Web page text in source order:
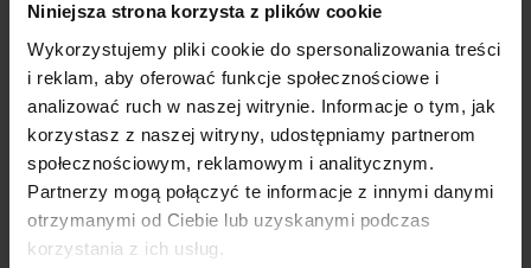
Niniejsza strona korzysta z plików cookie
Wykorzystujemy pliki cookie do spersonalizowania treści
i reklam, aby oferować funkcje społecznościowe i
analizować ruch w naszej witrynie. Informacje o tym, jak
korzystasz z naszej witryny, udostępniamy partnerom
społecznościowym, reklamowym i analitycznym.
Partnerzy mogą połączyć te informacje z innymi danymi
otrzymanymi od Ciebie lub uzyskanymi podczas
korzystania z ich usług.
2019 roku w sprawie programu pilotażowego
„Standard szpitalnego żywienia kobiet w ciąży i w
okresie poporodowym – Dieta Mamy” (Dz.U. 2019,
poz. 1537), czyli analiza:
składu potraw,
wartości odżywczych,
gramatury
braku obecności bakterii pleśni i drożdży,
braku obecności zanieczyszczeń,